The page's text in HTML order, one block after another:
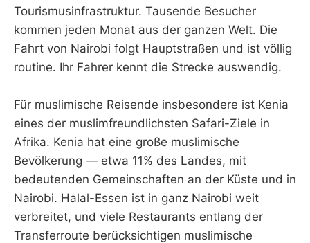
Tourismusinfrastruktur. Tausende Besucher
kommen jeden Monat aus der ganzen Welt. Die
Fahrt von Nairobi folgt Hauptstraßen und ist völlig
routine. Ihr Fahrer kennt die Strecke auswendig.
Für muslimische Reisende insbesondere ist Kenia
eines der muslimfreundlichsten Safari-Ziele in
Afrika. Kenia hat eine große muslimische
Bevölkerung — etwa 11% des Landes, mit
bedeutenden Gemeinschaften an der Küste und in
Nairobi. Halal-Essen ist in ganz Nairobi weit
verbreitet, und viele Restaurants entlang der
Transferroute berücksichtigen muslimische